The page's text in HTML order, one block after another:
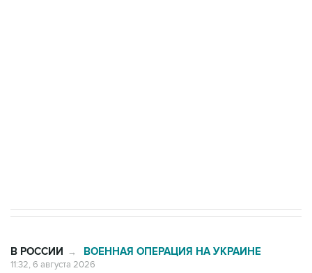
В РОССИИ → ВОЕННАЯ ОПЕРАЦИЯ НА УКРАИНЕ
11:32, 6 августа 2026